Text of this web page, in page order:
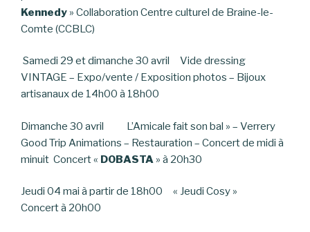
Kennedy » Collaboration Centre culturel de Braine-le-
Comte (CCBLC)
Samedi 29 et dimanche 30 avril Vide dressing
VINTAGE – Expo/vente / Exposition photos – Bijoux
artisanaux de 14h00 à 18h00
Dimanche 30 avril L’Amicale fait son bal » – Verrery
Good Trip Animations – Restauration – Concert de midi à
minuit Concert « DOBASTA » à 20h30
Jeudi 04 mai à partir de 18h00 « Jeudi Cosy »
Concert à 20h00